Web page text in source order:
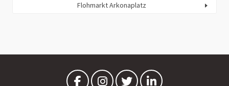
Flohmarkt Arkonaplatz